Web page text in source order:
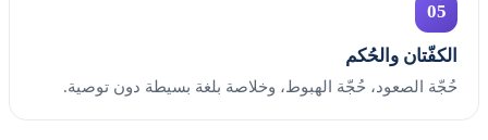
05
الكفّتان والحُكم
حُجّة الصعود، حُجّة الهبوط، وخلاصة بلغة بسيطة دون توصية.